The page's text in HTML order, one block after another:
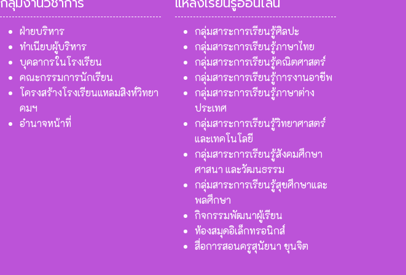
ฝ่ายบริหาร
ทำเนียบผู้บริหาร
บุคลากรในโรงเรียน
คณะกรรมการนักเรียน
โครงสร้างโรงเรียนแหลมสิงห์วิทยา
คมฯ
อำนาจหน้าที่
กลุ่มสาระการเรียนรู้ศิลปะ
กลุ่มสาระการเรียนรู้ภาษาไทย
กลุ่มสาระการเรียนรู้คณิตศาสตร์
กลุ่มสาระการเรียนรู้การงานอาชีพ
กลุ่มสาระการเรียนรู้ภาษาต่าง
ประเทศ
กลุ่มสาระการเรียนรู้วิทยาศาสตร์
และเทคโนโลยี
กลุ่มสาระการเรียนรู้สังคมศึกษา
ศาสนา และวัฒนธรรม
กลุ่มสาระการเรียนรู้สุขศึกษาและ
พลศึกษา
กิจกรรมพัฒนาผู้เรียน
ห้องสมุดอิเล็กทรอนิกส์
สื่อการสอนครูสุนัยนา ขุนจิต